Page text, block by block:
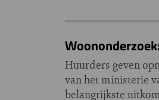
Huurders geven
van het ministerie
belangrijkste